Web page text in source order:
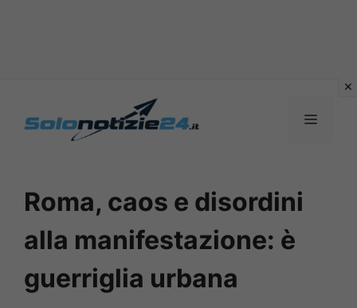
MENU
Roma, caos e disordini
alla manifestazione: è
guerriglia urbana